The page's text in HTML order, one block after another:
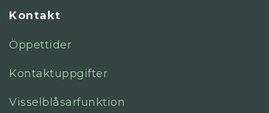
Kontakt
Öppettider
Kontaktuppgifter
Visselblåsarfunktion